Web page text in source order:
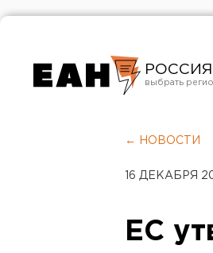
РОССИЯ
← НОВОСТИ
16 ДЕКАБРЯ
ЕС